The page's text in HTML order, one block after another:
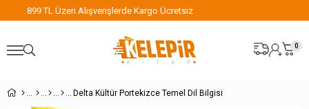
899 TL Üzeri Alışverişlerde Kargo Ücretsiz
0
Delta Kültür Portekizce Temel Dil Bilgisi